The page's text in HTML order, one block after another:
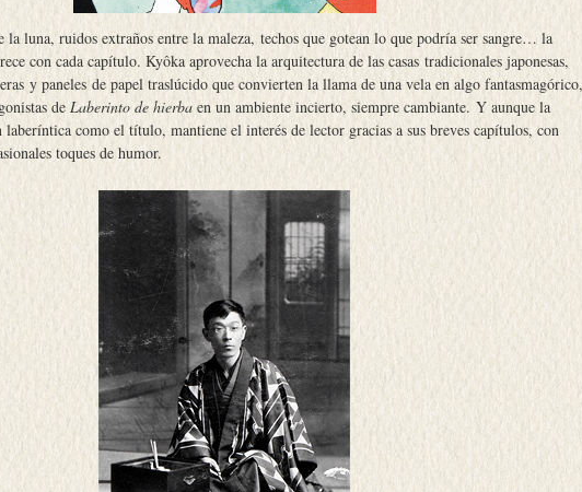
la luna, ruidos extraños entre la maleza, techos que gotean lo que podría ser sangre… la
con cada capítulo. Kyôka aprovecha la arquitectura de las casas tradicionales japonesas,
y paneles de papel traslúcido que convierten la llama de una vela en algo fantasmagórico,
de Laberinto de hierba en un ambiente incierto, siempre cambiante. Y aunque la
laberíntica como el título, mantiene el interés de lector gracias a sus breves capítulos, con
toques de humor.